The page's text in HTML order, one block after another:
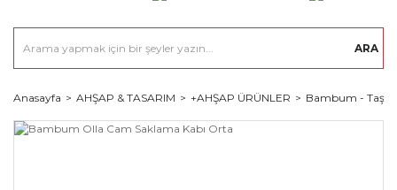
ARA
Anasayfa AHŞAP & TASARIM +AHŞAP ÜRÜNLER Bambum - Taşev